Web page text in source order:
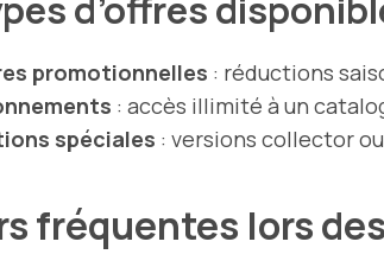
d’offres
promotionnelles : réductions
: accès illimité à un
spéciales : versions collector
fréquentes lors